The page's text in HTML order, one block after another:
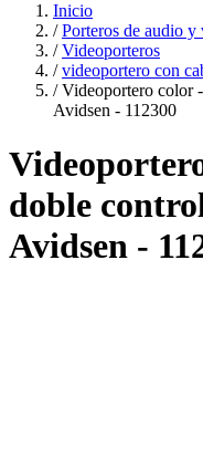
Oportunidades
Inicio
/ Porteros de audio y
/ Videoporteros
/ videoportero con
/ Videoportero color
Avidsen - 112300
doble
Avidsen -